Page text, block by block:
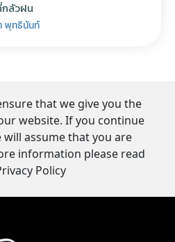
กลัวฝน
พุทธินันท์
that we give you the
website. If you continue
assume that you are
information please read
Policy